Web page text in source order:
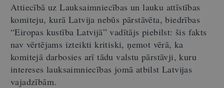
Attiecībā uz Lauksaimniecības un lauku attīstības
komiteju, kurā Latvija nebūs pārstāvēta, biedrības
“Eiropas kustība Latvijā” vadītājs piebilst: šis fakts
nav vērtējams izteikti kritiski, ņemot vērā, ka
komitejā darbosies arī tādu valstu pārstāvji, kuru
intereses lauksaimniecības jomā atbilst Latvijas
vajadzībām.